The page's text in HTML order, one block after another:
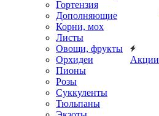
Гортензия
Дополняющие
Корни, мох
Листы
Овощи, фрукты
Орхидеи
Пионы
Розы
Суккуленты
Тюльпаны
Акции